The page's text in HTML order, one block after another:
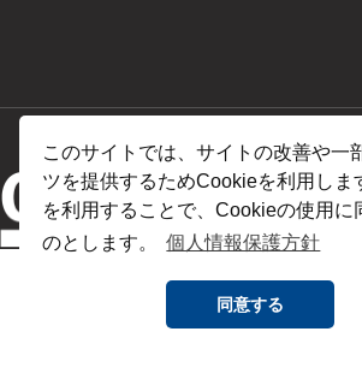
このサイトでは、サイトの改善や一
ツを提供するためCookieを利用しま
を利用することで、Cookieの使用に
のとします。
個人情報保護方針
同意する